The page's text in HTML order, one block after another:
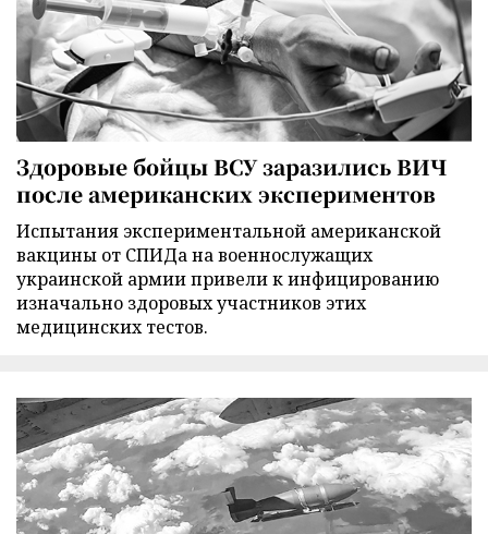
Здоровые бойцы ВСУ заразились ВИЧ
после американских экспериментов
Испытания экспериментальной американской
вакцины от СПИДа на военнослужащих
украинской армии привели к инфицированию
изначально здоровых участников этих
медицинских тестов.